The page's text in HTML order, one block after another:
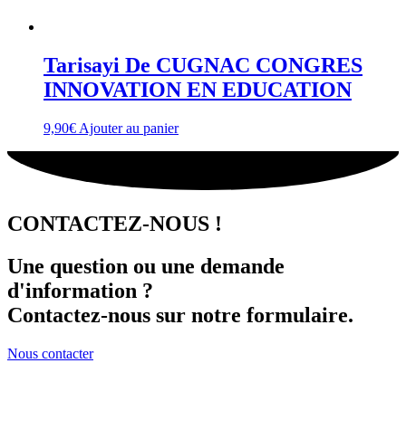
Tarisayi De CUGNAC CONGRES
INNOVATION EN EDUCATION
9,90€ Ajouter au panier
CONTACTEZ-NOUS !
Une question ou une demande
d'information ?
Contactez-nous sur notre formulaire.
Nous contacter